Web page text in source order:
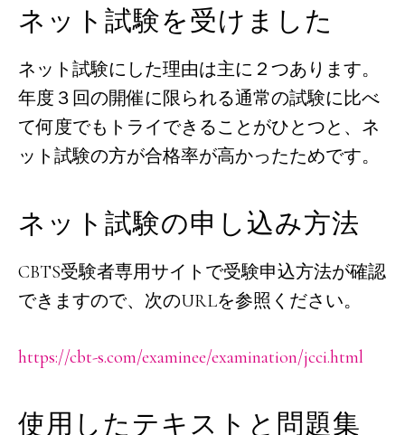
ネット試験を受けました
ネット試験にした理由は主に２つあります。
年度３回の開催に限られる通常の試験に比べ
て何度でもトライできることがひとつと、ネ
ット試験の方が合格率が高かったためです。
ネット試験の申し込み方法
CBTS受験者専用サイトで受験申込方法が確認
できますので、次のURLを参照ください。
https://cbt-s.com/examinee/examination/jcci.html
使用したテキストと問題集